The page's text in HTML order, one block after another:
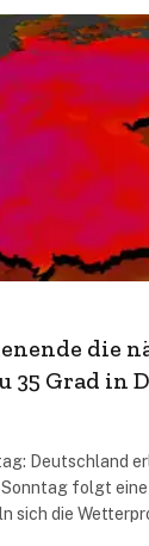
die
35 Grad in
Deutschland
Sonntag folgt
sich die